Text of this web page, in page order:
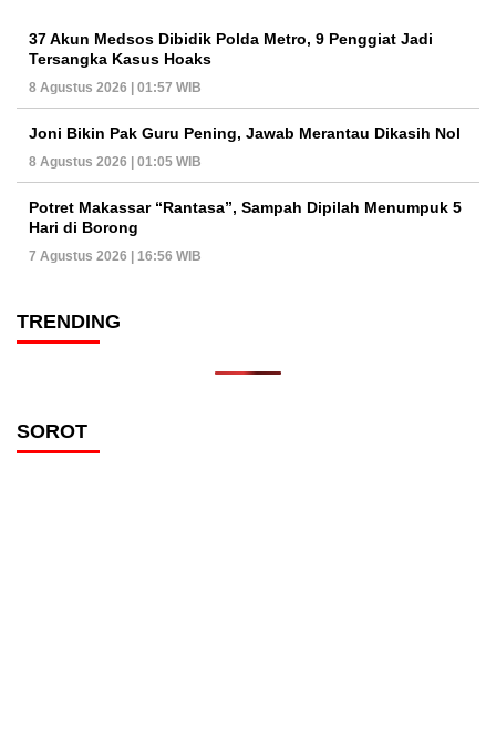
37 Akun Medsos Dibidik Polda Metro, 9 Penggiat Jadi
Tersangka Kasus Hoaks
8 Agustus 2026 | 01:57 WIB
Joni Bikin Pak Guru Pening, Jawab Merantau Dikasih Nol
8 Agustus 2026 | 01:05 WIB
Potret Makassar “Rantasa”, Sampah Dipilah Menumpuk 5
Hari di Borong
7 Agustus 2026 | 16:56 WIB
TRENDING
SOROT